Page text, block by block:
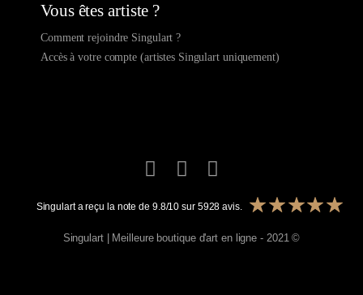
Vous êtes artiste ?
Comment rejoindre Singulart ?
Accès à votre compte (artistes Singulart uniquement)
Singulart a reçu la note de 9.8/10 sur 5928 avis.
Singulart | Meilleure boutique d'art en ligne - 2021 ©